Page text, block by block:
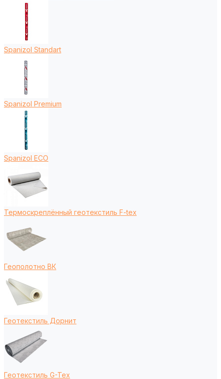
Spanizol Standart
Spanizol Premium
Spanizol ECO
Термоскреплённый геотекстиль F-tex
Геополотно ВК
Геотекстиль Дорнит
Геотекстиль G-Tex